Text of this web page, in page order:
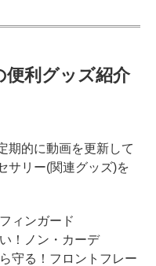
便利グッズ紹介
期的に動画を更新して
サリー(関連グッズ)を
ィンガード
！ノン・カーデ
守る！フロントフレー